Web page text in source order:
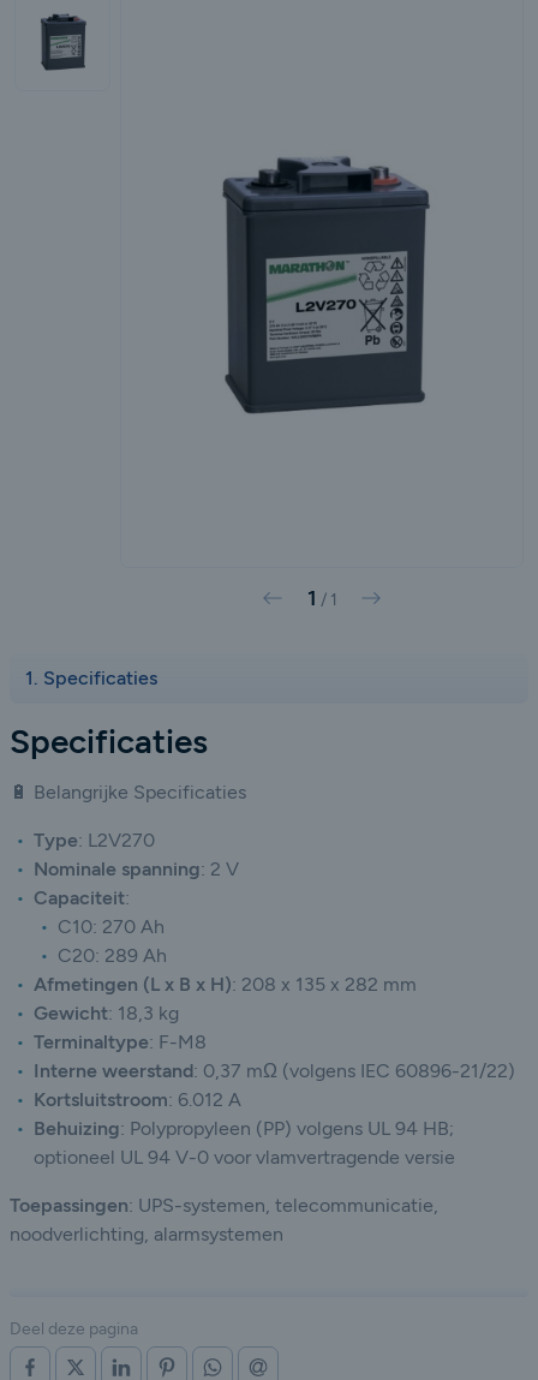
Vorige
1 / 1 Volgende
Specificaties
Specificaties
🔋 Belangrijke Specificaties
Type: L2V270
Nominale spanning: 2 V
Capaciteit:
C10: 270 Ah
C20: 289 Ah
Afmetingen (L x B x H): 208 x 135 x 282 mm
Gewicht: 18,3 kg
Terminaltype: F-M8
Interne weerstand: 0,37 mΩ (volgens IEC 60896-21/22)
Kortsluitstroom: 6.012 A
Behuizing: Polypropyleen (PP) volgens UL 94 HB;
optioneel UL 94 V-0 voor vlamvertragende versie
Toepassingen: UPS-systemen, telecommunicatie,
noodverlichting, alarmsystemen
Deel deze pagina
OP FACEBOOK
OP X (TWITTER)
OP LINKEDINOP PINTERESTOP WHATSAPP